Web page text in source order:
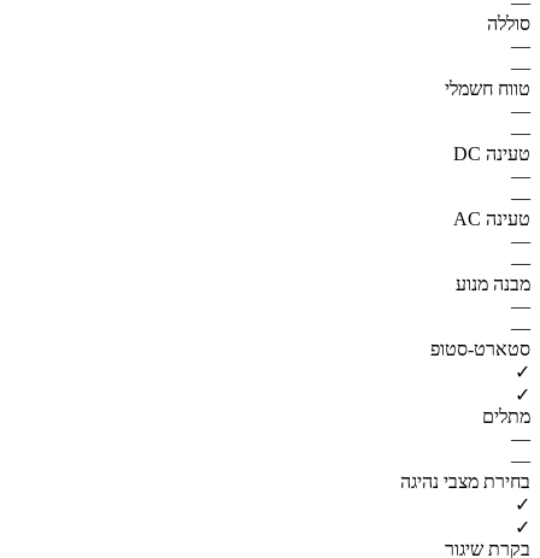
סוללה
—
—
טווח חשמלי
—
—
טעינה DC
—
—
טעינה AC
—
—
מבנה מנוע
—
—
סטארט-סטופ
✓
✓
מתלים
—
—
בחירת מצבי נהיגה
✓
✓
בקרת שיגור